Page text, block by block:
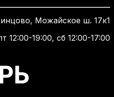
Можайское ш. 17к1
12:00-19:00, сб 12:00-17:00